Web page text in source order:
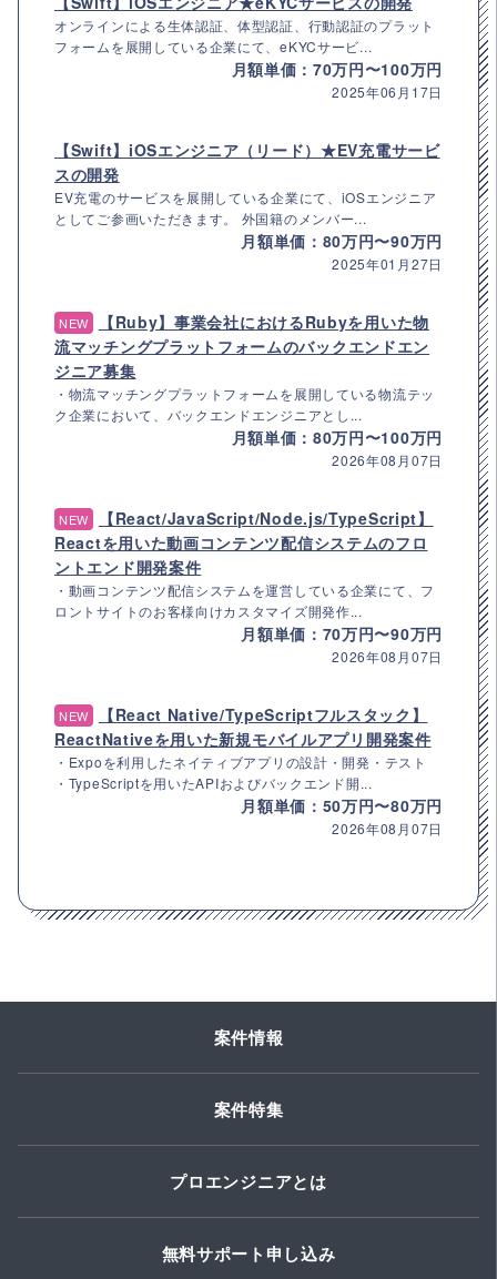
オンラインによる生体認証、体型認証、行動認証のプラット
フォームを展開している企業にて、eKYCサービ...
月額単価：70万円〜100万円
2025年06月17日
【Swift】iOSエンジニア（リード）★EV充電サービ
スの開発
EV充電のサービスを展開している企業にて、iOSエンジニア
としてご参画いただきます。 外国籍のメンバー...
月額単価：80万円〜90万円
2025年01月27日
NEW
【Ruby】事業会社におけるRubyを用いた物
流マッチングプラットフォームのバックエンドエン
ジニア募集
・物流マッチングプラットフォームを展開している物流テッ
ク企業において、バックエンドエンジニアとし...
月額単価：80万円〜100万円
2026年08月07日
NEW
【React/JavaScript/Node.js/TypeScript】
Reactを用いた動画コンテンツ配信システムのフロ
ントエンド開発案件
・動画コンテンツ配信システムを運営している企業にて、フ
ロントサイトのお客様向けカスタマイズ開発作...
月額単価：70万円〜90万円
2026年08月07日
NEW
【React Native/TypeScriptフルスタック】
ReactNativeを用いた新規モバイルアプリ開発案件
・Expoを利用したネイティブアプリの設計・開発・テスト
・TypeScriptを用いたAPIおよびバックエンド開...
月額単価：50万円〜80万円
2026年08月07日
案件情報
案件特集
プロエンジニアとは
無料サポート申し込み